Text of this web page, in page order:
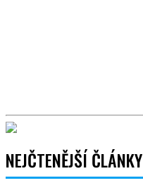
NEJČTENĚJŠÍ ČLÁNKY